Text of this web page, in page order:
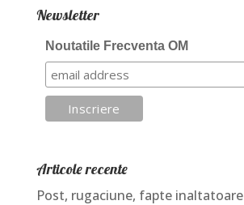
Newsletter
Noutatile Frecventa OM
Articole recente
Post, rugaciune, fapte inaltatoare